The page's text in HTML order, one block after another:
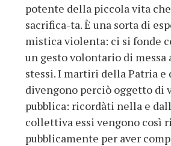
potente della piccola vita
sacrifica-ta. È una sorta di
mistica violenta: ci si fonde
un gesto volontario di messa
stessi. I martiri della Patria e
divengono perciò oggetto di
pubblica: ricordàti nella e
collettiva essi vengono così
pubblicamente per aver